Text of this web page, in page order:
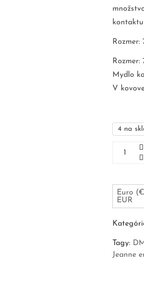
Rozmer:
Rozmer:
Mydlo
V
4 na
Euro
EUR
Tagy:
Jeanne